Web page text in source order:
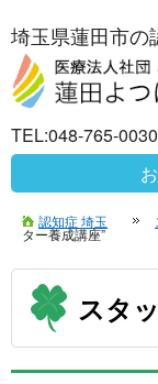
埼玉県蓮田市の
TEL:048-765-
認知症 埼玉
ター養成講座”
スタ